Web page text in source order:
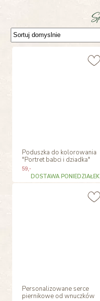
Poduszka do kolorowania
"Portret babci i dziadka"
59,-
DOSTAWA PONIEDZIAŁEK
Personalizowane serce
piernikowe od wnuczków